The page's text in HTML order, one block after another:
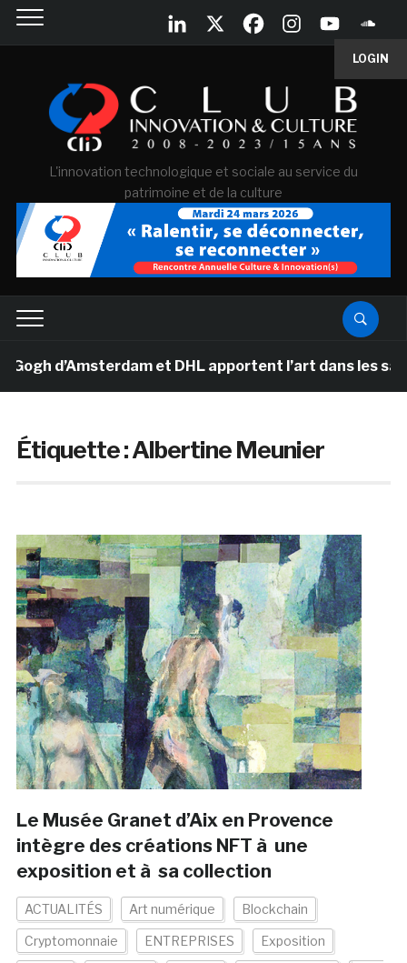
LOGIN
L'innovation technologique et sociale au service du
patrimoine et de la culture
d’Amsterdam et DHL apportent l’art dans les salles
Étiquette :Albertine Meunier
Le Musée Granet d’Aix en Provence
intègre des créations NFT à une
exposition et à sa collection
ACTUALITÉS Art numérique Blockchain
Cryptomonnaie ENTREPRISES Exposition